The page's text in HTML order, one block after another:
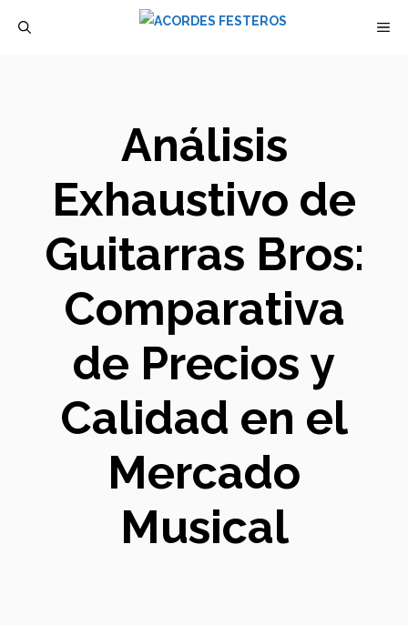
Análisis
Exhaustivo de
Guitarras Bros:
Comparativa
de Precios y
Calidad en el
Mercado
Musical